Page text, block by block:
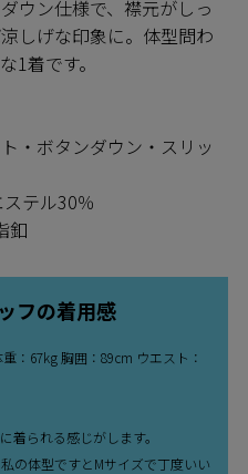
ウン仕様で、襟元がしっ
しげな印象に。体型問わ
1着です。
・ボタンダウン・スリッ
テル30％
釦
フの着用感
：67kg 胸囲：89cm ウエスト：
着られる感じがします。
の体型ですとMサイズで丁度いい